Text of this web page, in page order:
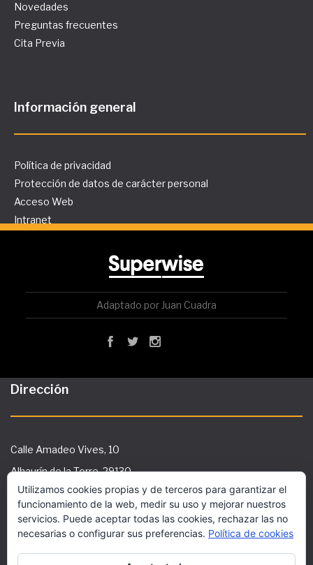
Novedades
Preguntas frecuentes
Cita Previa
Información general
Política de privacidad
Protección de datos de carácter personal
Acceso Web
Intranet
Adaptado por Juan Cuadra
Dirección
Calle Amadeo Vives, 10
Alhaurín de la Torre, 29130
Tlf: 951 29 36 91
secretaria@ies-galileo.com
Utilizamos cookies propias y de terceros para garantizar el
funcionamiento de la web, medir su uso y mejorar nuestros
servicios. Puede aceptar todas las cookies, rechazar las no
necesarias o configurar sus preferencias. Política de cookies